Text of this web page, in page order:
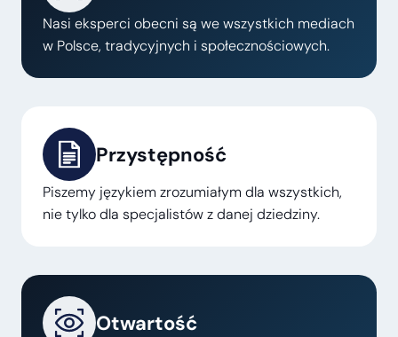
Nasi eksperci obecni są we wszystkich mediach
w Polsce, tradycyjnych i społecznościowych.
Przystępność
Piszemy językiem zrozumiałym dla wszystkich,
nie tylko dla specjalistów z danej dziedziny.
Otwartość